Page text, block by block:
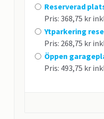
Reserverad
Pris: 368,75 kr
Ytparkering
Pris: 268,75 kr
Öppen
Pris: 493,75 kr